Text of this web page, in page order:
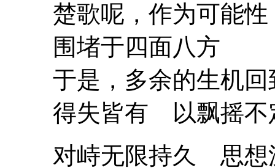
楚歌呢，作为可能性
围堵于四面八方
于是，多余的生机回
得失皆有 以飘摇不
对峙无限持久 思想